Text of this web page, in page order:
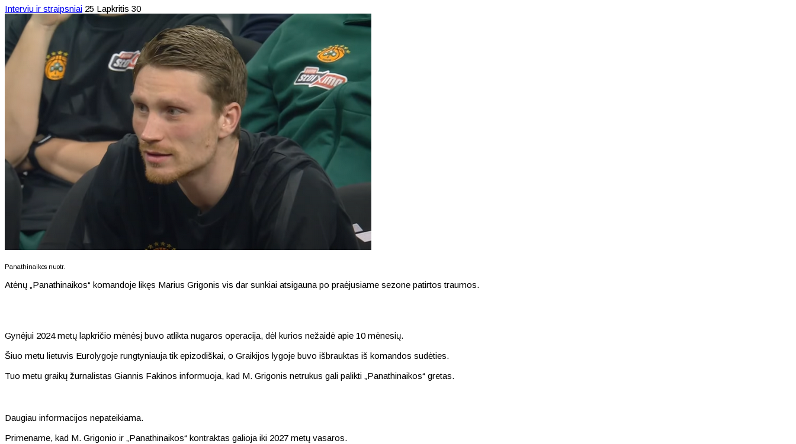
Interviu ir straipsniai 25 Lapkritis 30
Panathinaikos nuotr.
Atėnų „Panathinaikos“ komandoje likęs Marius Grigonis vis dar sunkiai atsigauna po praėjusiame sezone patirtos traumos.
Gynėjui 2024 metų lapkričio mėnėsį buvo atlikta nugaros operacija, dėl kurios nežaidė apie 10 mėnesių.
Šiuo metu lietuvis Eurolygoje rungtyniauja tik epizodiškai, o Graikijos lygoje buvo išbrauktas iš komandos sudėties.
Tuo metu graikų žurnalistas Giannis Fakinos informuoja, kad M. Grigonis netrukus gali palikti „Panathinaikos“ gretas.
Daugiau informacijos nepateikiama.
Primename, kad M. Grigonio ir „Panathinaikos“ kontraktas galioja iki 2027 metų vasaros.